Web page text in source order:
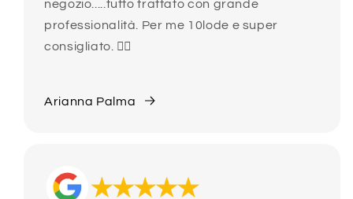
negozio.....tutto trattato con grande
professionalità. Per me 10lode e super
consigliato. 👍🏻
Arianna Palma